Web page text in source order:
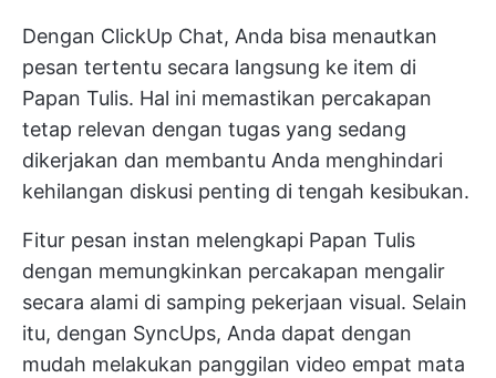
Dengan ClickUp Chat, Anda bisa menautkan
pesan tertentu secara langsung ke item di
Papan Tulis. Hal ini memastikan percakapan
tetap relevan dengan tugas yang sedang
dikerjakan dan membantu Anda menghindari
kehilangan diskusi penting di tengah kesibukan.
Fitur pesan instan melengkapi Papan Tulis
dengan memungkinkan percakapan mengalir
secara alami di samping pekerjaan visual. Selain
itu, dengan SyncUps, Anda dapat dengan
mudah melakukan panggilan video empat mata